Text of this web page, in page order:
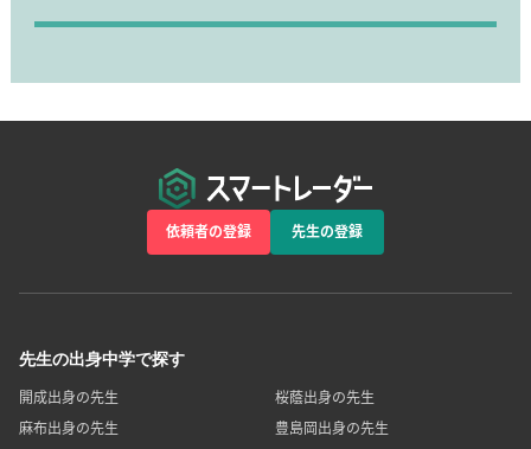
依頼者の登録 先生の登録
先生の出身中学で探す
開成出身の先生
桜蔭出身の先生
麻布出身の先生
豊島岡出身の先生